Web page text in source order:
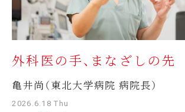
外科医の手、まなざしの先
亀井尚（東北大学病院 病院長）
2026.6.18 Thu